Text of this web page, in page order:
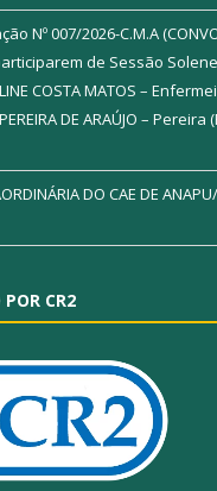
Nº 007/2026-C.M.A
de Sessão
COSTA MATOS –
DE ARAÚJO – Pereira
DO CAE DE
POR CR2